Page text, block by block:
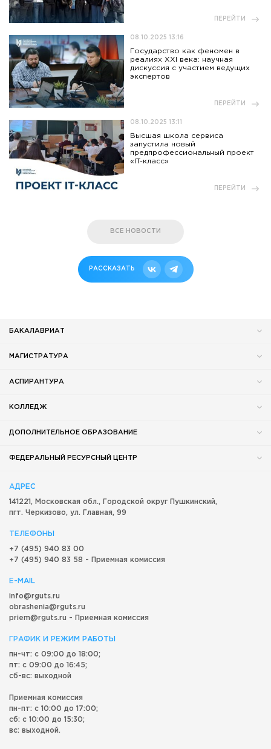
ПЕРЕЙТИ
08.10.2025 13:16
Государство как феномен в
реалиях XXI века: научная
дискуссия с участием ведущих
экспертов
ПЕРЕЙТИ
08.10.2025 13:11
Высшая школа сервиса
запустила новый
предпрофессиональный проект
«IT-класс»
ПЕРЕЙТИ
ВСЕ НОВОСТИ
РАССКАЗАТЬ
БАКАЛАВРИАТ
МАГИСТРАТУРА
АСПИРАНТУРА
КОЛЛЕДЖ
ДОПОЛНИТЕЛЬНОЕ ОБРАЗОВАНИЕ
ФЕДЕРАЛЬНЫЙ РЕСУРСНЫЙ ЦЕНТР
АДРЕС
141221, Московская обл., Городской округ Пушкинский,
пгт. Черкизово, ул. Главная, 99
ТЕЛЕФОНЫ
+7 (495) 940 83 00
+7 (495) 940 83 58 - Приемная комиссия
E-MAIL
info@rguts.ru
obrashenia@rguts.ru
priem@rguts.ru - Приемная комиссия
ГРАФИК И РЕЖИМ РАБОТЫ
пн-чт: с 09:00 до 18:00;
пт: с 09:00 до 16:45;
сб-вс: выходной
Приемная комиссия
пн-пт: с 10:00 до 17:00;
сб: с 10:00 до 15:30;
вс: выходной.